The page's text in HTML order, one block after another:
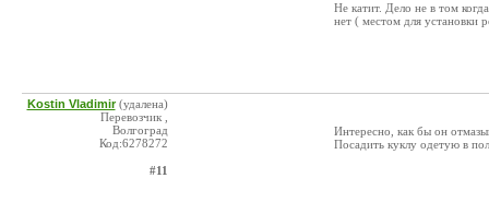
Не катит. Дело не в том
нет ( местом для установки
Kostin Vladimir (удалена)
Перевозчик ,
Волгоград
Код:6278272
#11
Интересно, как бы он
Посадить куклу одетую в